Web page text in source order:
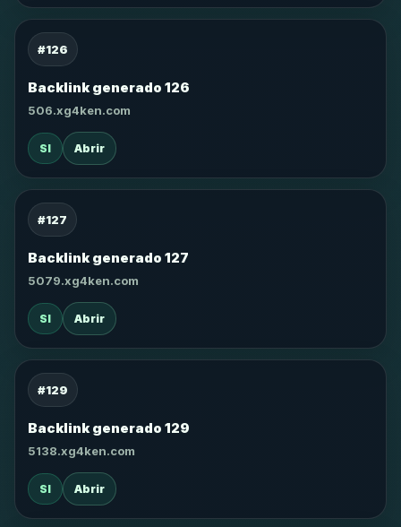
#126
Backlink generado 126
506.xg4ken.com
SI Abrir
#127
Backlink generado 127
5079.xg4ken.com
SI Abrir
#129
Backlink generado 129
5138.xg4ken.com
SI Abrir